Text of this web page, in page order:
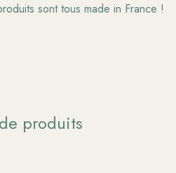
sont tous made in France !
produits